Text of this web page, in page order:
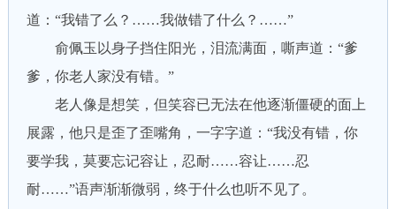
道：“我错了么？……我做错了什么？……”
俞佩玉以身子挡住阳光，泪流满面，嘶声道：“爹
爹，你老人家没有错。”
老人像是想笑，但笑容已无法在他逐渐僵硬的面上
展露，他只是歪了歪嘴角，一字字道：“我没有错，你
要学我，莫要忘记容让，忍耐……容让……忍
耐……”语声渐渐微弱，终于什么也听不见了。